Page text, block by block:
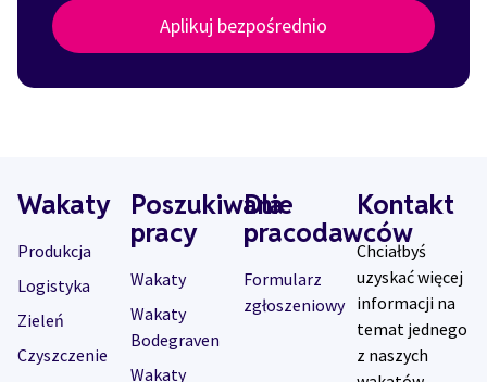
Aplikuj bezpośrednio
Wakaty
Produkcja
Logistyka
Zieleń
Czyszczenie
Poszukiwanie
pracy
Wakaty
Wakaty
Bodegraven
Wakaty
Dla
pracodawców
Formularz
zgłoszeniowy
Kontakt
Chciałbyś
uzyskać więcej
informacji na
temat jednego
z naszych